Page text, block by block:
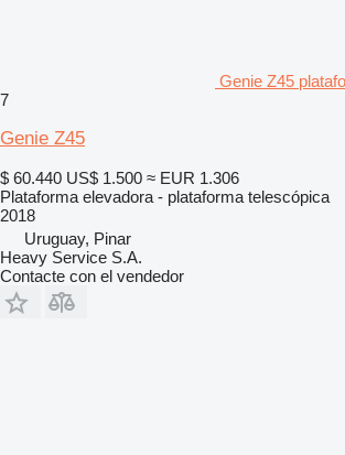
Genie Z45
7
Genie Z45
$ 60.440 US$ 1.500 ≈ EUR 1.306
Plataforma elevadora - plataforma telescópica
2018
Uruguay, Pinar
Heavy Service S.A.
Contacte con el vendedor